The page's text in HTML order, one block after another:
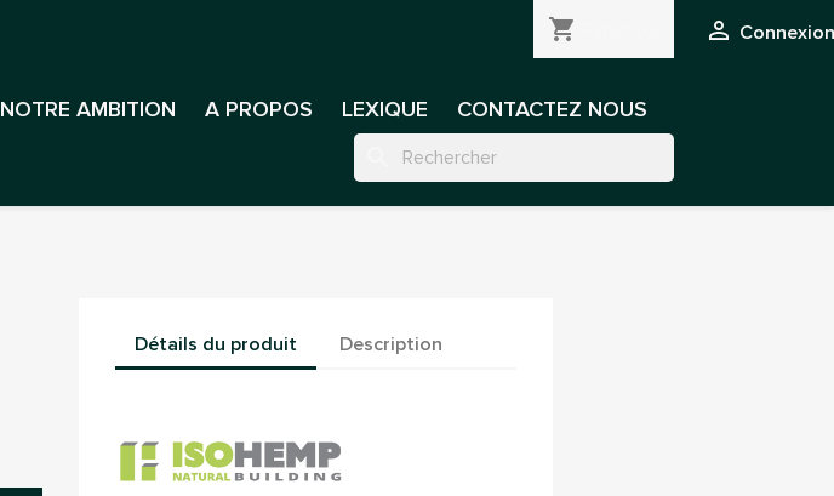

shopping_cart
NOTRE AMBITION A PROPOS LEXIQUE CONTACTEZ NOUS
Détails du produit Description